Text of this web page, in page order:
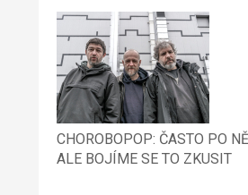
CHOROBOPOP: ČASTO PO
ALE BOJÍME SE TO ZKUSIT